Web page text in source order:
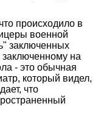
происходило в
военной
заключенных
на
- это обычная
который видел,
что